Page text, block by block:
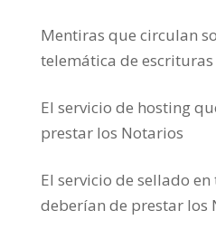
Mentiras que circulan
telemática de escrituras
El servicio de hosting
prestar los Notarios
El servicio de sellado
deberían de prestar los